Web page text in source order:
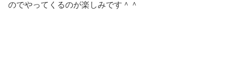
のでやってくるのが楽しみです＾＾